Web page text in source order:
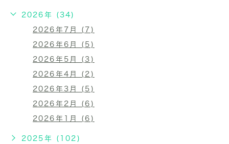
2026年 (34)
2026年7月 (7)
2026年6月 (5)
2026年5月 (3)
2026年4月 (2)
2026年3月 (5)
2026年2月 (6)
2026年1月 (6)
2025年 (102)